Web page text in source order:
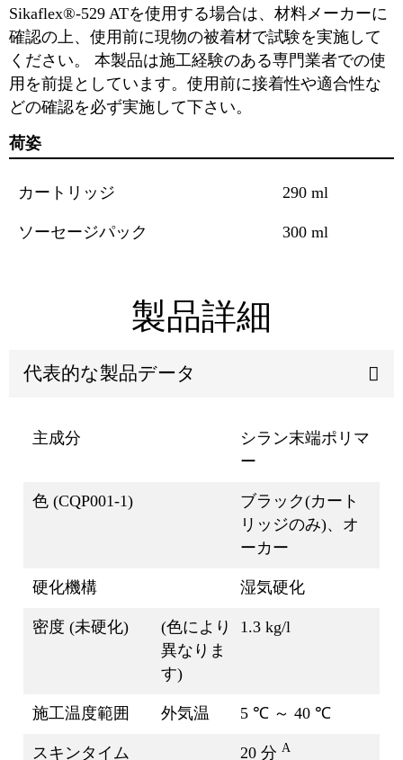
Sikaflex®-529 ATを使用する場合は、材料メーカーに
確認の上、使用前に現物の被着材で試験を実施して
ください。 本製品は施工経験のある専門業者での使
用を前提としています。使用前に接着性や適合性な
どの確認を必ず実施して下さい。
荷姿
カートリッジ 290 ml
ソーセージパック 300 ml
製品詳細
代表的な製品データ
主成分
シラン末端ポリマ
ー
色 (CQP001-1)
ブラック(カート
リッジのみ)、オ
ーカー
硬化機構 湿気硬化
密度 (未硬化)
(色により
異なりま
す)
1.3 kg/l
施工温度範囲 外気温 5 ℃ ～ 40 ℃
スキンタイム
20 分 A